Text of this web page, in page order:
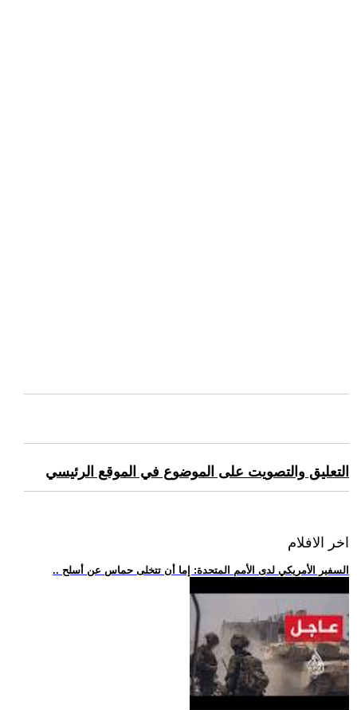
التعليق والتصويت على الموضوع في الموقع الرئيسي
اخر الافلام
.. السفير الأمريكي لدى الأمم المتحدة: إما أن تتخلى حماس عن أسلح